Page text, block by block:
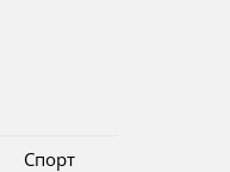
Спорт